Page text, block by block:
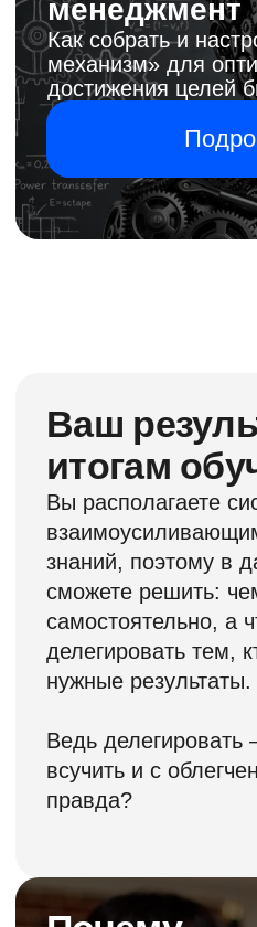
оперативным маркетингом,
человеческим потенциалом,
организационной структурой,
процессами и подчиненными.
Вы получаете единую и
непротиворечивую систему.
зашитую, а открытую, так как
понимаете все «коды».
Система не заменит вас, но
сильные стороны.
Изучить программу
Для построения
успешного
любой сфере
существует
и технологий
Крайне важно, чтобы их освоил